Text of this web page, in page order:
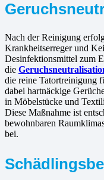
Nach der Reinigung
Krankheitserreger und
Desinfektionsmittel zum
die
die reine Tatortreinigung
dabei hartnäckige
in Möbelstücke und
Diese Maßnahme ist
bewohnbaren
bei.